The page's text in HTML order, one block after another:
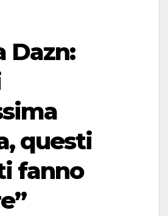
Dazn:
questi
fanno